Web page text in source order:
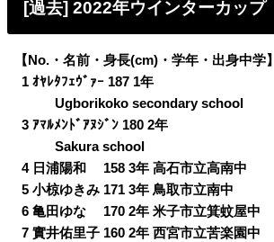
[過去] 2022年ウインターカップ
【No.・名前・身長(cm)・学年・出身中学】
1 ｵﾔﾚﾀﾌｪｳﾞｧｰ 187 1年
・・Ugborikoko secondary school
03 ｱﾏﾙﾒﾝﾄﾞｱﾇｼﾞﾝ 180 2年
・・Sakura school
04 日浦陽和 158 3年 高石市立高南中
05 小椋ゆきみ 171 3年 鳥取市立南中
06 亀田ゆな 170 2年 米子市立箕蚊屋中
07 實井佑里子 160 2年 西宮市立苦楽園中